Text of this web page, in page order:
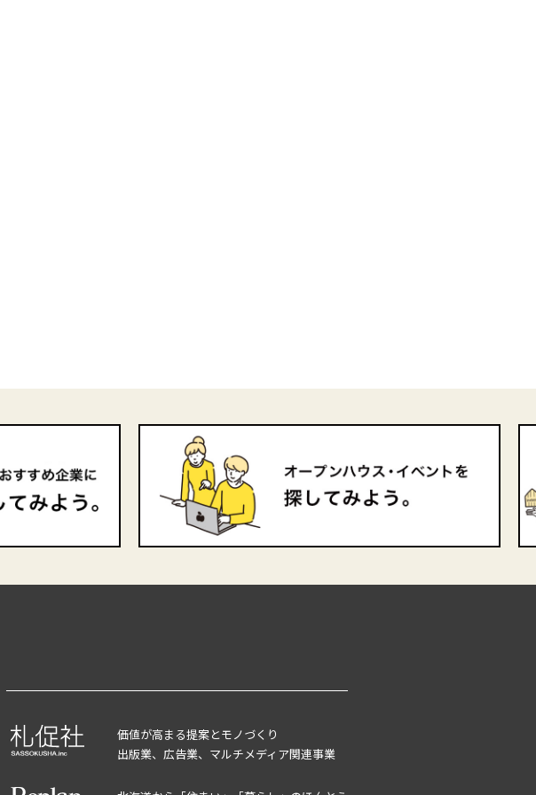
価値が高まる提案とモノづくり
出版業、広告業、マルチメディア関連事業